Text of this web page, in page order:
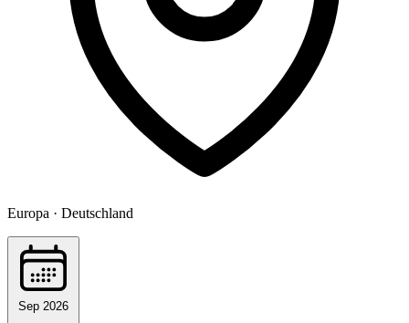
Europa · Deutschland
Sep 2026